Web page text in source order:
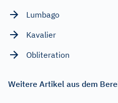
Lumbago
Kavalier
Obliteration
Weitere Artikel aus dem